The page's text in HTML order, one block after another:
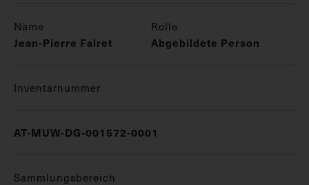
Name Rolle
Jean-Pierre Falret Abgebildete Person
Inventarnummer
AT-MUW-DG-001572-0001
Sammlungsbereich